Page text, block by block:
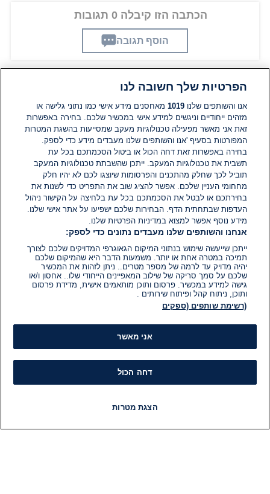
הכתבה הזו קיבלה 0 תגובות
הוסף תגובה
תגובות
אין עדיין תגובות. היה הראשון להגיב
הוסף תגובה
הפרטיות שלך חשובה לנו
אנו והשותפים שלנו1019 מאחסנים מידע אישי כמו נתוני גלישה או
מזהים ייחודיים וניגשים למידע אישי במכשיר שלכם. בחירה באפשרות
זאת אני מאשר מפעילה טכנולוגיות מעקב שמסייעות בהשגת המטרות
המפורטות בסעיף 'אנו והשותפים שלנו מעבדים מידע כדי לספק.
בחירה באפשרות זאת דחה הכול או ביטול הסכמתכם בכל עת
תשבית את טכנולוגיות המעקב. ייתכן שהשבתת טכנולוגיות המעקב
תוביל לכך שחלק מהתכנים והפרסומות שיוצגו לכם לא יהיו חלק
מחחומי העניין שלכם. אפשר להציג שוב את התפריט כדי לשנות את
בחירתכם או לבטל את הסכמתכם בכל עת בלחיצה על הקישור ניהול
העדפות שבתחתית הדף. הבחירות שלכם ישפיעו על אתר אישי שלנו.
מידע נוסף אפשר למצוא במדיניות הפרטיות שלנו.
אנחנו והשותפים שלנו מעבדים נתונים כדי לספק:
ייתכן שייעשה שימוש בנתוני המיקום הגאוגרפי המדויקים שלכם לצורך
תמיכה במטרה אחת או יותר. משמעות הדבר היא שהמיקום שלכם
יהיה מדויק עד לרמה של מספר מטרים.. ניתן לזהות את המכשיר
שלכם על סמך סריקה של שילוב המאפיינים הייחודי שלו.. אחסון ו/או
גישה למידע במכשיר. פרסום ותוכן מותאמים אישית, מדידת פרסום
ותוכן, ניתוח קהל ופיתוח שירותים .
(רשימת שותפים (ספקים
אני מאשר
דחה הכול
הצגת מטרות